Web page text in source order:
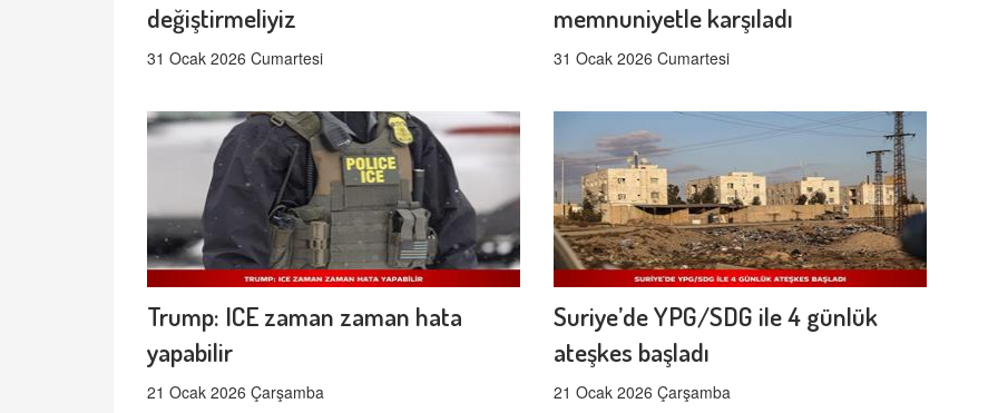
değiştirmeliyiz
31 Ocak 2026 Cumartesi
memnuniyetle karşıladı
31 Ocak 2026 Cumartesi
Trump: ICE zaman zaman hata
yapabilir
21 Ocak 2026 Çarşamba
Suriye’de YPG/SDG ile 4 günlük
ateşkes başladı
21 Ocak 2026 Çarşamba